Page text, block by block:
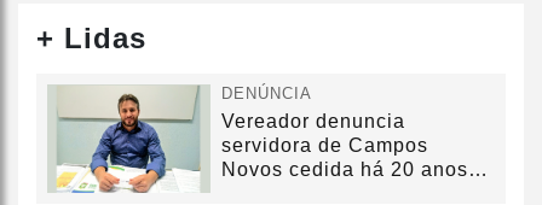
+ Lidas
DENÚNCIA
Vereador denuncia
servidora de Campos
Novos cedida há 20 anos